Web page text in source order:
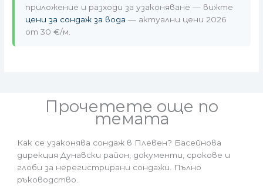
приложение и разходи за узаконяване — вижте
цени за сондаж за вода — актуални цени 2026
от 30 €/м.
Прочетете още по
темата
Как се узаконява сондаж в Плевен? Басейнова
дирекция Дунавски район, документи, срокове и
глоби за нерегистрирани сондажи. Пълно
ръководство.